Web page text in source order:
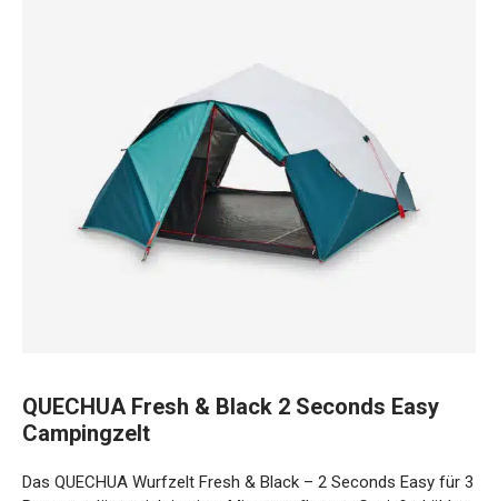
Campingzelt
für 3 Personen lässt sich in einer Minute aufbauen. Genieße